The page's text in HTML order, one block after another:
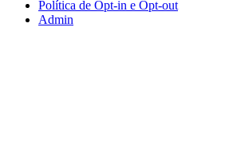
Política de Opt-in e Opt-out
Admin